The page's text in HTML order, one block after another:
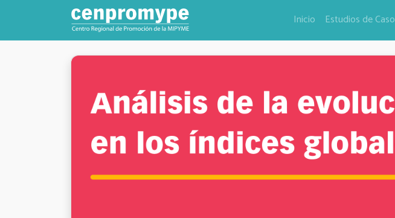
Inicio Estudios de Caso